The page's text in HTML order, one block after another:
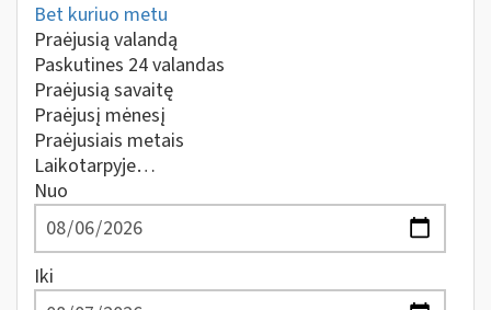
Bet kuriuo metu
Praėjusią valandą
Paskutines 24 valandas
Praėjusią savaitę
Praėjusį mėnesį
Praėjusiais metais
Laikotarpyje…
Nuo
Iki